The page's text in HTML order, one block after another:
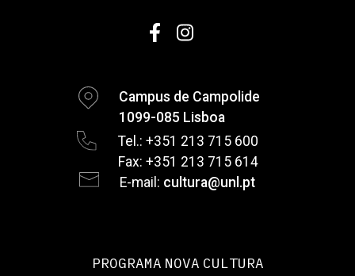
Campus de Campolide
1099-085 Lisboa
Tel.: +351 213 715 600
Fax: +351 213 715 614
E-mail: cultura@unl.pt
PROGRAMA NOVA CULTURA